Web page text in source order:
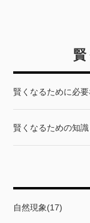
賢くなるために必
賢くなるための知
自然現象(17)